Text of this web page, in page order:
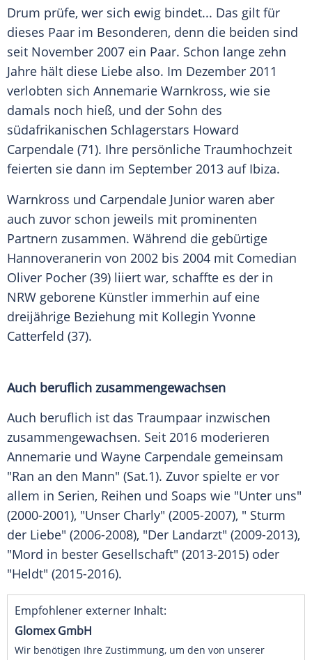
Drum prüfe, wer sich ewig bindet... Das gilt für
dieses Paar im Besonderen, denn die beiden sind
seit November 2007 ein Paar. Schon lange zehn
Jahre hält diese Liebe also. Im Dezember 2011
verlobten sich Annemarie Warnkross, wie sie
damals noch hieß, und der Sohn des
südafrikanischen Schlagerstars Howard
Carpendale (71). Ihre persönliche Traumhochzeit
feierten sie dann im September 2013 auf Ibiza.
Warnkross und Carpendale Junior waren aber
auch zuvor schon jeweils mit prominenten
Partnern zusammen. Während die gebürtige
Hannoveranerin von 2002 bis 2004 mit Comedian
Oliver Pocher (39) liiert war, schaffte es der in
NRW geborene Künstler immerhin auf eine
dreijährige Beziehung mit Kollegin Yvonne
Catterfeld (37).
Auch beruflich zusammengewachsen
Auch beruflich ist das Traumpaar inzwischen
zusammengewachsen. Seit 2016 moderieren
Annemarie und Wayne Carpendale gemeinsam
"Ran an den Mann" (Sat.1). Zuvor spielte er vor
allem in Serien, Reihen und Soaps wie "Unter uns"
(2000-2001), "Unser Charly" (2005-2007), " Sturm
der Liebe" (2006-2008), "Der Landarzt" (2009-2013),
"Mord in bester Gesellschaft" (2013-2015) oder
"Heldt" (2015-2016).
Empfohlener externer Inhalt:
Glomex GmbH
Wir benötigen Ihre Zustimmung, um den von unserer